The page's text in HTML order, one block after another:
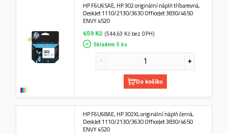
HP F6U65AE, HP 302 originální náplň tříbarevná,
DeskJet 1110/2130/3630 OfficeJet 3830/4650
ENVY 4520
659 Kč (544,63 Kč bez DPH)
Skladem 5 ks
Do košíku
HP F6U68AE, HP 302XL originální náplň černá,
DeskJet 1110/2130/3630 OfficeJet 3830/4650
ENVY 4520